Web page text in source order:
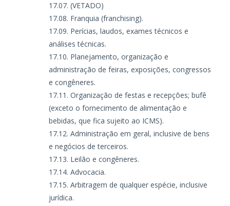
(VETADO)
Franquia (franchising).
Perícias, laudos, exames técnicos e
análises técnicas.
Planejamento, organização e
administração de feiras, exposições, congressos
e congêneres.
Organização de festas e recepções; bufê
(exceto o fornecimento de alimentação e
bebidas, que fica sujeito ao ICMS).
Administração em geral, inclusive de bens
e negócios de terceiros.
Leilão e congêneres.
Advocacia.
Arbitragem de qualquer espécie, inclusive
jurídica.